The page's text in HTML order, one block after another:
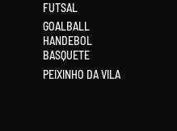
FUTSAL
GOALBALL
HANDEBOL
BASQUETE
PEIXINHO DA VILA